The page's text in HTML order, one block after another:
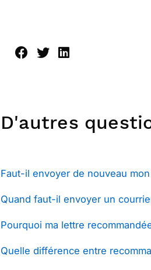
D'autres
Faut-il envoyer de nouveau
Quand faut-il envoyer un
Pourquoi ma lettre
Quelle différence entre